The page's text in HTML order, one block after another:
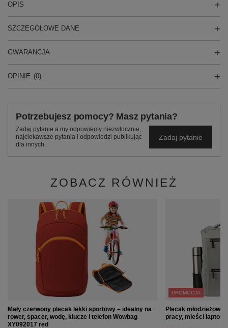
OPIS
SZCZEGÓŁOWE DANE
GWARANCJA
OPINIE (0)
Potrzebujesz pomocy? Masz pytania?
Zadaj pytanie a my odpowiemy niezwłocznie,
najciekawsze pytania i odpowiedzi publikując
dla innych.
Zadaj pytanie
ZOBACZ RÓWNIEŻ
Mały czerwony plecak lekki sportowy – idealny na
rower, spacer, wodę, klucze i telefon Wowbag
XY092017 red
PROMOCJA
Plecak młodzieżowy
pracy, mieści laptop